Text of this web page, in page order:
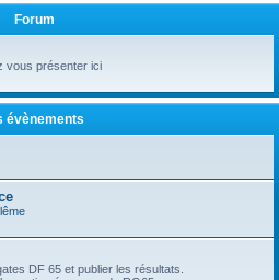
h
r
Forum
vous présenter ici
évènements
DF 65 et publier les résultats.